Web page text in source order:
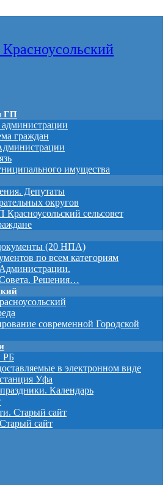
ГП
граждан
имущества
Депутаты
округов
сельсовет
(20 НПА)
по всем категориям
Решения…
современной Городской
РБ
в электронном виде
Уфа
Календарь
Старый сайт
сайт